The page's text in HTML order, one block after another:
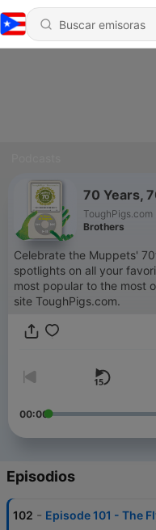
70 Years,
ToughPigs.com
Brothers
Celebrate the Muppets'
spotlights on all your
most popular to the most
site ToughPigs.com.
00:00
Episodios
102 - Episode 101 - The